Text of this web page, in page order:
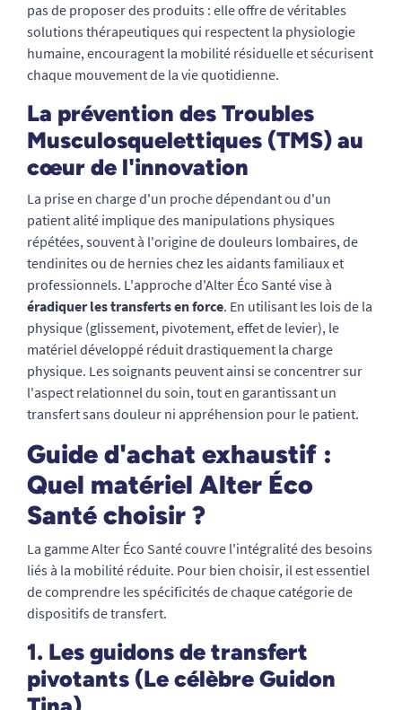
pas de proposer des produits : elle offre de véritables
solutions thérapeutiques qui respectent la physiologie
humaine, encouragent la mobilité résiduelle et sécurisent
chaque mouvement de la vie quotidienne.
La prévention des Troubles
Musculosquelettiques (TMS) au
cœur de l'innovation
La prise en charge d'un proche dépendant ou d'un
patient alité implique des manipulations physiques
répétées, souvent à l'origine de douleurs lombaires, de
tendinites ou de hernies chez les aidants familiaux et
professionnels. L'approche d'Alter Éco Santé vise à
éradiquer les transferts en force. En utilisant les lois de la
physique (glissement, pivotement, effet de levier), le
matériel développé réduit drastiquement la charge
physique. Les soignants peuvent ainsi se concentrer sur
l'aspect relationnel du soin, tout en garantissant un
transfert sans douleur ni appréhension pour le patient.
Guide d'achat exhaustif :
Quel matériel Alter Éco
Santé choisir ?
La gamme Alter Éco Santé couvre l'intégralité des besoins
liés à la mobilité réduite. Pour bien choisir, il est essentiel
de comprendre les spécificités de chaque catégorie de
dispositifs de transfert.
1. Les guidons de transfert
pivotants (Le célèbre Guidon